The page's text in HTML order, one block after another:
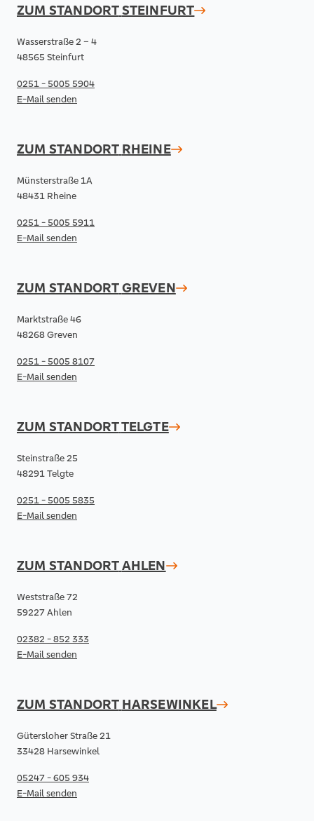
ZUM STANDORTSTEINFURT
Wasserstraße 2 – 4
48565 Steinfurt
0251 - 5005 5904
E-Mail senden
ZUM STANDORT RHEINE
Münsterstraße 1A
48431 Rheine
0251 - 5005 5911
E-Mail senden
ZUM STANDORTGREVEN
Marktstraße 46
48268 Greven
0251 - 5005 8107
E-Mail senden
ZUM STANDORTTELGTE
Steinstraße 25
48291 Telgte
0251 - 5005 5835
E-Mail senden
ZUM STANDORTAHLEN
Weststraße 72
59227 Ahlen
02382 - 852 333
E-Mail senden
ZUM STANDORT HARSEWINKEL
Gütersloher Straße 21
33428 Harsewinkel
05247 - 605 934
E-Mail senden